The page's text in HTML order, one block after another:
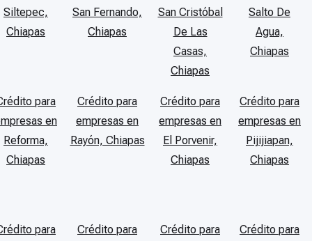
Siltepec,
Chiapas
San Fernando,
Chiapas
San Cristóbal
De Las
Casas,
Chiapas
Salto De
Agua,
Chiapas
para
en
Reforma,
Chiapas
Crédito para
empresas en
Rayón, Chiapas
Crédito para
empresas en
El Porvenir,
Chiapas
Crédito para
empresas en
Pijijiapan,
Chiapas
para
Crédito para
Crédito para
Crédito para